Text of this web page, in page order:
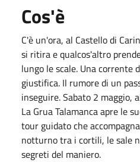
Cos'è
C'è un'ora, al Castello di
si ritira e qualcos'altro
lungo le scale. Una corrente
giustifica. Il rumore di un
inseguire. Sabato 2 maggio,
La Grua Talamanca apre le
tour guidato che
notturno tra i cortili, le sale
segreti del maniero.